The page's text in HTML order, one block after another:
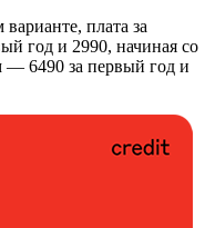
плата за
год и 2990, начиная со
— 6490 за первый год и